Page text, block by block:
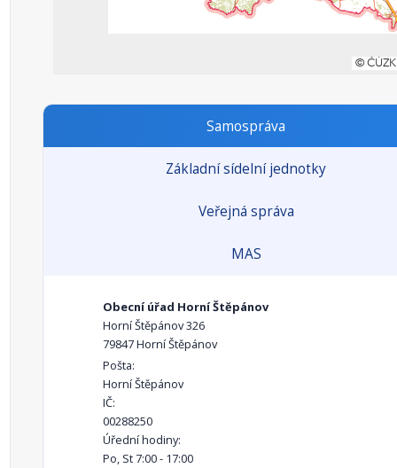
Samospráva
Základní sídelní jednotky
Veřejná správa
MAS
Obecní úřad Horní Štěpánov
Horní Štěpánov 326
79847 Horní Štěpánov
Pošta:
Horní Štěpánov
IČ:
00288250
Úřední hodiny:
Po, St 7:00 - 17:00